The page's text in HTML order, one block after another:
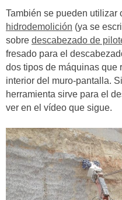
También se pueden utilizar
hidrodemolición (ya se
sobre descabezado de
fresado para el
dos tipos de máquinas que
interior del muro-pantalla.
herramienta sirve para el
ver en el vídeo que sigue.